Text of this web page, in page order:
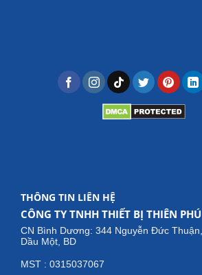
THÔNG TIN LIÊN HỆ
CÔNG TY TNHH THIẾT BỊ THIÊN PHÚ
Dầu Một, BD